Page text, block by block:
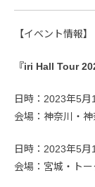
【イベント情報】
『iri Hall Tour
日時：2023年5
会場：神奈川・
日時：2023年5
会場：宮城・ト